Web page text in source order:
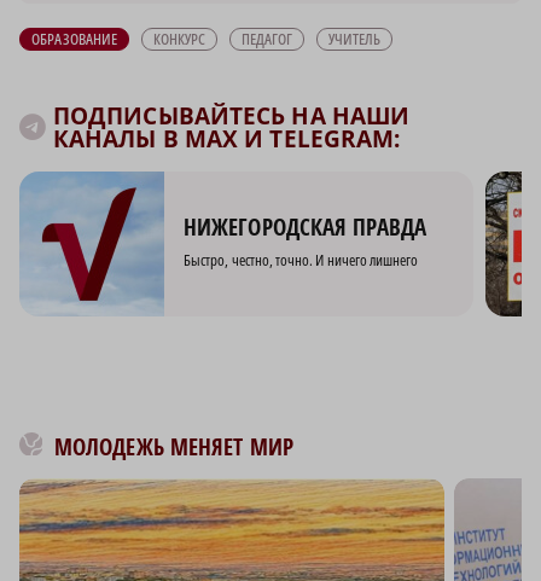
ОБРАЗОВАНИЕ КОНКУРС ПЕДАГОГ УЧИТЕЛЬ
ПОДПИСЫВАЙТЕСЬ НА НАШИ
КАНАЛЫ В MAX И TELEGRAM:
НИЖЕГОРОДСКАЯ ПРАВДА
Быстро, честно, точно. И ничего лишнего
МОЛОДЕЖЬ МЕНЯЕТ МИР